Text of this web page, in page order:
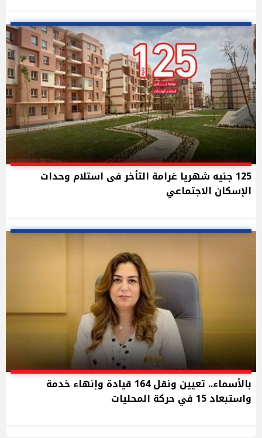
125 جنيه شهريا غرامة التأخر فى استلام وحدات
الإسكان الاجتماعي
بالأسماء.. تعيين ونقل 164 قيادة وإنهاء خدمة
واستبعاد 15 في حركة المحليات